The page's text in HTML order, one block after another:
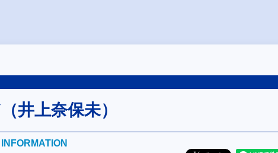
井上奈保未）